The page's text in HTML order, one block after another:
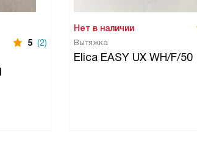
5 (2)
Нет в наличии
Вытяжка
Elica EASY UX WH/F/50